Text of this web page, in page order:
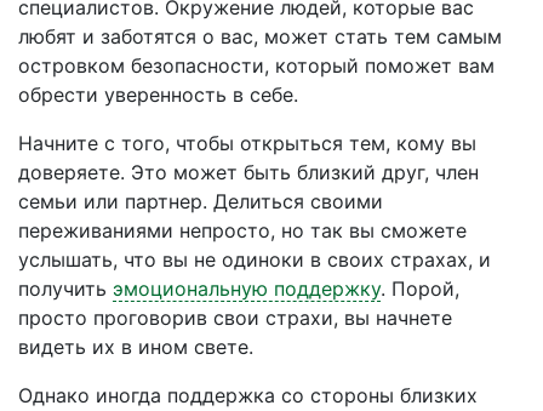
специалистов. Окружение людей, которые вас
любят и заботятся о вас, может стать тем самым
островком безопасности, который поможет вам
обрести уверенность в себе.
Начните с того, чтобы открыться тем, кому вы
доверяете. Это может быть близкий друг, член
семьи или партнер. Делиться своими
переживаниями непросто, но так вы сможете
услышать, что вы не одиноки в своих страхах, и
получить эмоциональную поддержку. Порой,
просто проговорив свои страхи, вы начнете
видеть их в ином свете.
Однако иногда поддержка со стороны близких